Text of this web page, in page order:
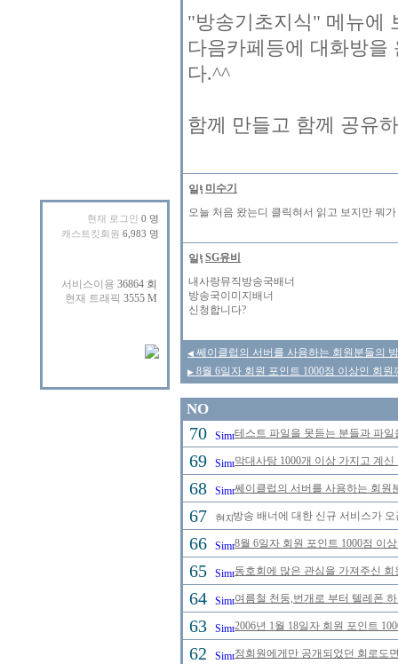
현재 로그인 0 명
캐스트킷회원 6,983 명
"방송기초지식" 메뉴에
다음카페등에 대화방을
다.^^
함께 만들고 함께 공유
미수기
오늘 처음 왔는디 클릭혀서 읽고 보지만 뭐
SG유비
내사랑뮤직방송국배너
방송국이미지배너
신청합니다?
◀ 쎄이클럽의 서버를 사용하는 회원분들의
▶ 8월 6일자 회원 포인트 1000점 이상인 회
NO
70 테스트 파일을 못듣는 분들과 파
69 막대사탕 1000개 이상 가지고 계
68 쎄이클럽의 서버를 사용하는 회
67 방송 배너에 대한 신규 서비스가
66 8월 6일자 회원 포인트 1000점 이
65 동호회에 많은 관심을 가져주신
64 여름철 천둥,번개로 부터 텔레폰
63 2006년 1월 18일자 회원 포인트
62 정회원에게만 공개되었던 회로도